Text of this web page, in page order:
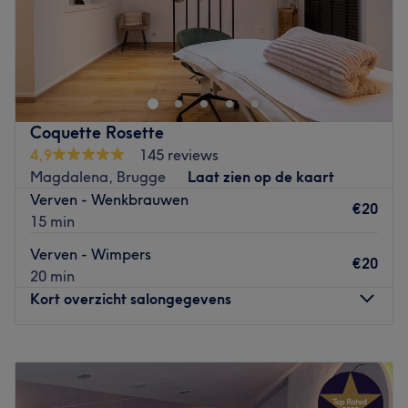
betaald.
Go to venue
Gulden vlieslaan39 Brugge 8000
Go to venue
Coquette Rosette
4,9
145 reviews
Magdalena, Brugge
Laat zien op de kaart
Verven - Wenkbrauwen
15 min
€20
Verven - Wimpers
20 min
€20
Kort overzicht salongegevens
Dinsdag
09:00
19:00
09:00
13:00